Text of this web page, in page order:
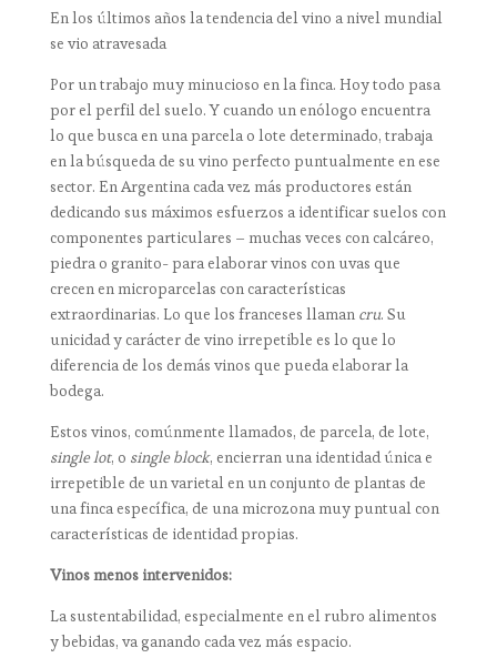
En los últimos años la tendencia del vino a nivel mundial
se vio atravesada
Por un trabajo muy minucioso en la finca. Hoy todo pasa
por el perfil del suelo. Y cuando un enólogo encuentra
lo que busca en una parcela o lote determinado, trabaja
en la búsqueda de su vino perfecto puntualmente en ese
sector. En Argentina cada vez más productores están
dedicando sus máximos esfuerzos a identificar suelos con
componentes particulares – muchas veces con calcáreo,
piedra o granito- para elaborar vinos con uvas que
crecen en microparcelas con características
extraordinarias. Lo que los franceses llaman cru. Su
unicidad y carácter de vino irrepetible es lo que lo
diferencia de los demás vinos que pueda elaborar la
bodega.
Estos vinos, comúnmente llamados, de parcela, de lote,
single lot, o single block, encierran una identidad única e
irrepetible de un varietal en un conjunto de plantas de
una finca específica, de una microzona muy puntual con
características de identidad propias.
Vinos menos intervenidos:
La sustentabilidad, especialmente en el rubro alimentos
y bebidas, va ganando cada vez más espacio.